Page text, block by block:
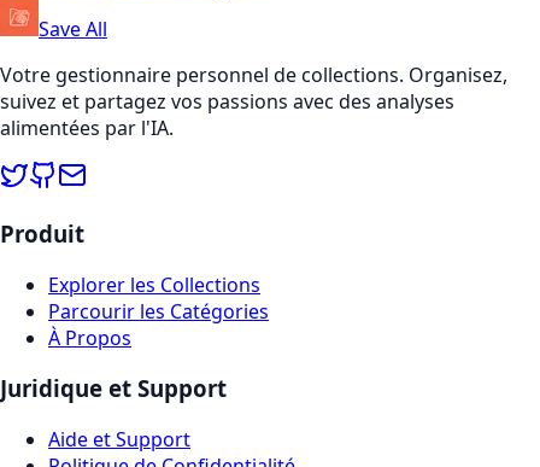
Save All
Votre gestionnaire personnel de collections. Organisez,
suivez et partagez vos passions avec des analyses
alimentées par l'IA.
Produit
Explorer les Collections
Parcourir les Catégories
À Propos
Juridique et Support
Aide et Support